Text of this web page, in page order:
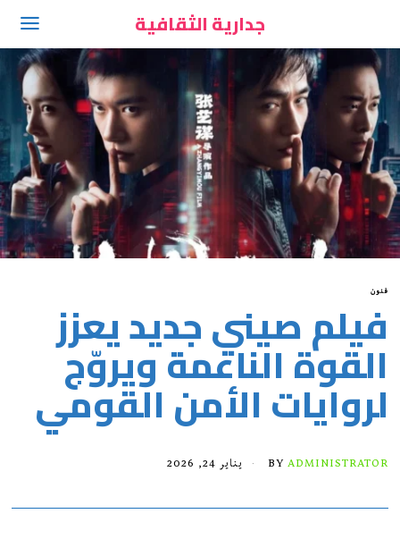
فنون
فيلم صيني جديد يعزز
القوة الناعمة ويروّج
لروايات الأمن القومي
جدارية الثقافية
BY ADMINISTRATOR يناير 24, 2026